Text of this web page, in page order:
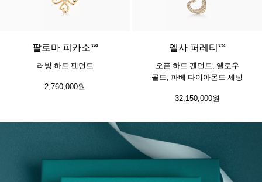
팔로마 피카소™
러빙 하트 펜던트
2,760,000원
엘사 퍼레티™
오픈 하트 펜던트, 옐로우
골드, 파베 다이아몬드 세팅
32,150,000원